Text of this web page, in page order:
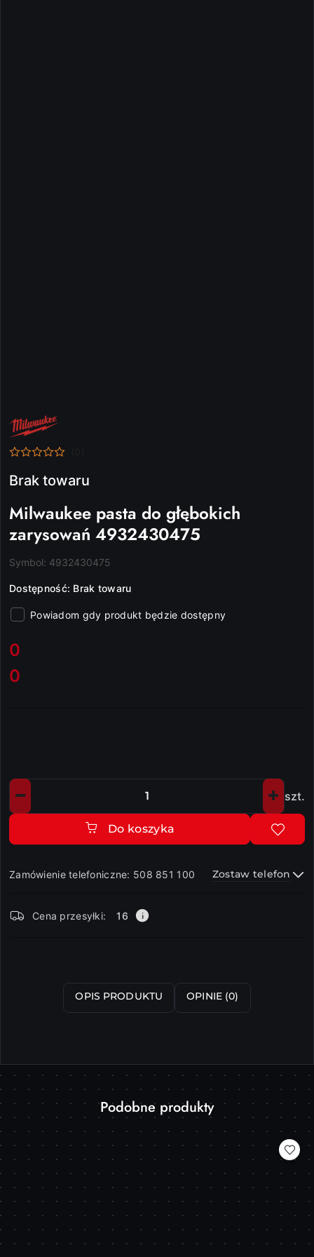
NAZWA
PRODUCENTA:
MILWAUKEE
Brak towaru
Milwaukee pasta do głębokich
zarysowań 4932430475
Symbol: 4932430475
Dostępność: Brak towaru
Powiadom gdy produkt będzie dostępny
cena:
0
Cena:
0
Ilość szt.
Do koszyka
Zamówienie telefoniczne: 508 851 100 Zostaw telefon
i
Cena przesyłki: 16
OPIS PRODUKTU OPINIE (0)
Pomiń karuzelę produktów
Produkty
statusie:
Podobne produkty